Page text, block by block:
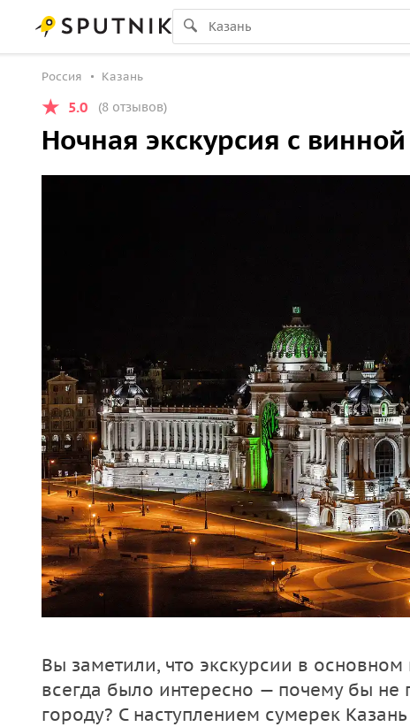
Россия Казань
5.0 (8 отзывов)
Ночная экскурсия с
Вы заметили, что экскурсии в
всегда было интересно — почему бы не
городу? С наступлением сумерек